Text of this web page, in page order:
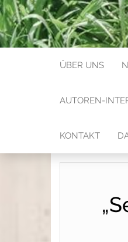
ÜBER UNS
AUTOREN-
KONTAKT